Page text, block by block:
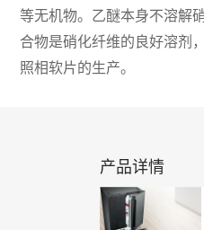
等无机物。乙醚本身不溶解
合物是硝化纤维的良好溶剂
照相软片的生产。
产品详情